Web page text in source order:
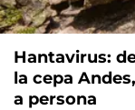
Hantavirus:
la cepa
a persona